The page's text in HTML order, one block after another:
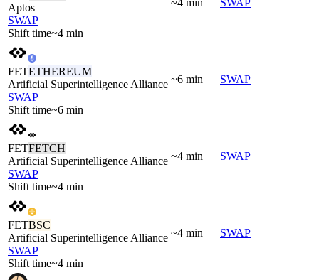
Aptos
SWAP
Shift time~4 min
FETETHEREUM
Artificial Superintelligence Alliance
SWAP
Shift time~6 min
~6 min SWAP
FETFETCH
Artificial Superintelligence Alliance
SWAP
Shift time~4 min
~4 min SWAP
FETBSC
Artificial Superintelligence Alliance
SWAP
Shift time~4 min
~4 min SWAP